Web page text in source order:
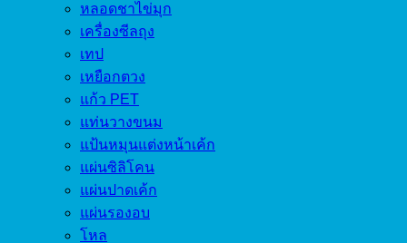
หลอดชาไข่มุก
เครื่องซีลถุง
เทป
เหยือกตวง
แก้ว PET
แท่นวางขนม
แป้นหมุนแต่งหน้าเค้ก
แผ่นซิลิโคน
แผ่นปาดเค้ก
แผ่นรองอบ
โหล